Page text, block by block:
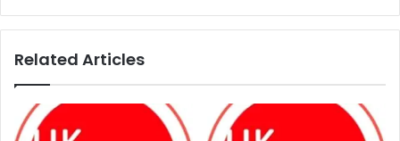
Related Articles